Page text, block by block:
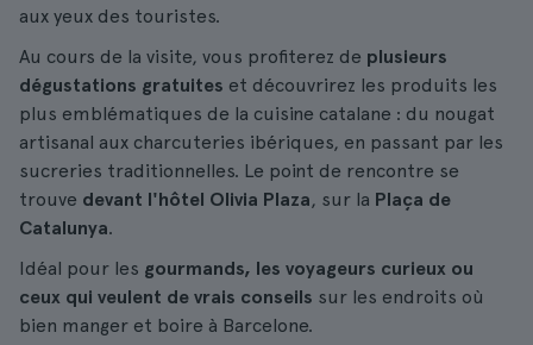
aux yeux des touristes.
Au cours de la visite, vous profiterez de plusieurs
dégustations gratuites et découvrirez les produits les
plus emblématiques de la cuisine catalane : du nougat
artisanal aux charcuteries ibériques, en passant par les
sucreries traditionnelles. Le point de rencontre se
trouve devant l'hôtel Olivia Plaza, sur la Plaça de
Catalunya.
Idéal pour les gourmands, les voyageurs curieux ou
ceux qui veulent de vrais conseils sur les endroits où
bien manger et boire à Barcelone.